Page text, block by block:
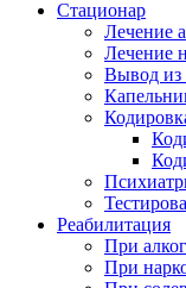
Стационар
Лечение
Лечение
Вывод из
Реабилитация
При
При